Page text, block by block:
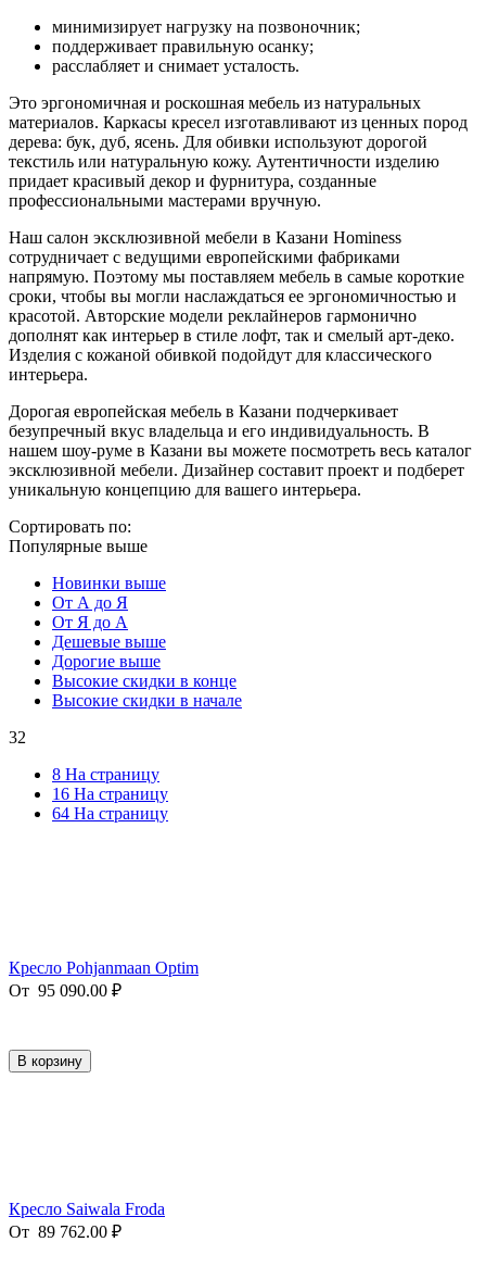
минимизирует нагрузку на позвоночник;
поддерживает правильную осанку;
расслабляет и снимает усталость.
Это эргономичная и роскошная мебель из натуральных
материалов. Каркасы кресел изготавливают из ценных пород
дерева: бук, дуб, ясень. Для обивки используют дорогой
текстиль или натуральную кожу. Аутентичности изделию
придает красивый декор и фурнитура, созданные
профессиональными мастерами вручную.
Наш салон эксклюзивной мебели в Казани Hominess
сотрудничает с ведущими европейскими фабриками
напрямую. Поэтому мы поставляем мебель в самые короткие
сроки, чтобы вы могли наслаждаться ее эргономичностью и
красотой. Авторские модели реклайнеров гармонично
дополнят как интерьер в стиле лофт, так и смелый арт-деко.
Изделия с кожаной обивкой подойдут для классического
интерьера.
Дорогая европейская мебель в Казани подчеркивает
безупречный вкус владельца и его индивидуальность. В
нашем шоу-руме в Казани вы можете посмотреть весь каталог
эксклюзивной мебели. Дизайнер составит проект и подберет
уникальную концепцию для вашего интерьера.
Сортировать по:
Популярные выше
Новинки выше
От А до Я
От Я до А
Дешевые выше
Дорогие выше
Высокие скидки в конце
Высокие скидки в начале
32
8 На страницу
16 На страницу
64 На страницу
Кресло Pohjanmaan Optim
От 95 090.00 ₽
В корзину
Кресло Saiwala Froda
От 89 762.00 ₽